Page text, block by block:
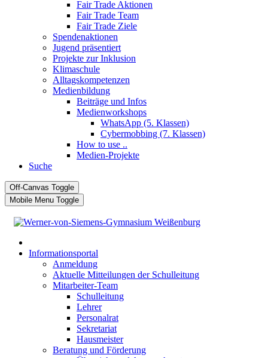
Fair Trade Aktionen
Fair Trade Team
Fair Trade Ziele
Spendenaktionen
Jugend präsentiert
Projekte zur Inklusion
Klimaschule
Alltagskompetenzen
Medienbildung
Beiträge und Infos
Medienworkshops
WhatsApp (5. Klassen)
Cybermobbing (7. Klassen)
How to use ..
Medien-Projekte
Suche
Off-Canvas Toggle
Mobile Menu Toggle
Informationsportal
Anmeldung
Aktuelle Mitteilungen der Schulleitung
Mitarbeiter-Team
Schulleitung
Lehrer
Personalrat
Sekretariat
Hausmeister
Beratung und Förderung